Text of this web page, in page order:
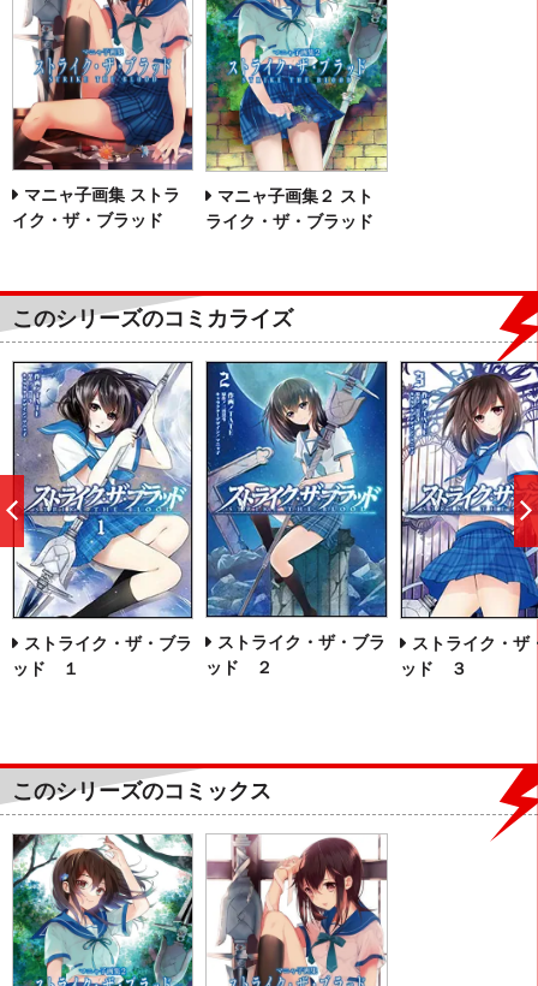
マニャ子画集 ストラ
イク・ザ・ブラッド
マニャ子画集２ スト
ライク・ザ・ブラッド
このシリーズのコミカライズ
ストライク・ザ・ブラ
ッド １
ストライク・ザ・ブラ
ッド ２
ストライク・ザ
ッド ３
前
このシリーズのコミックス